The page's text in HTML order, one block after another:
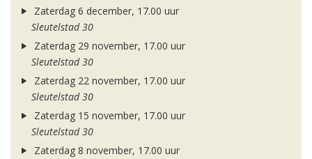
Zaterdag 6 december, 17.00 uur
Sleutelstad 30
Zaterdag 29 november, 17.00 uur
Sleutelstad 30
Zaterdag 22 november, 17.00 uur
Sleutelstad 30
Zaterdag 15 november, 17.00 uur
Sleutelstad 30
Zaterdag 8 november, 17.00 uur